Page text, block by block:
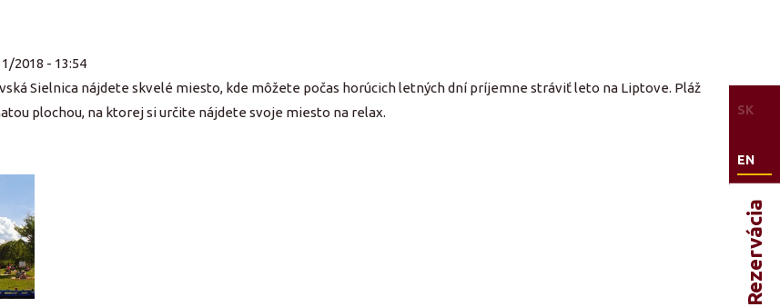
SK
EN
Rezervácia
2018 - 13:54
Sielnica nájdete skvelé miesto, kde môžete počas horúcich letných dní príjemne stráviť leto na Liptove. Pláž
plochou, na ktorej si určite nájdete svoje miesto na relax.